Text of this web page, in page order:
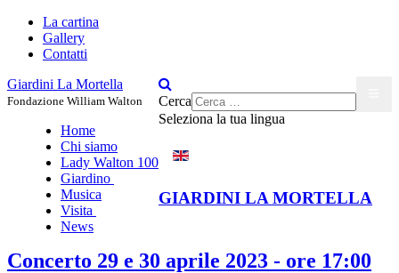
La cartina
Gallery
Contatti
Cerca
Seleziona la tua lingua
GIARDINI LA MORTELLA
Giardini La Mortella
Fondazione William Walton
Home
Chi siamo
Lady Walton 100
Giardino
Musica
Visita
News
Concerto 29 e 30 aprile 2023 - ore 17:00